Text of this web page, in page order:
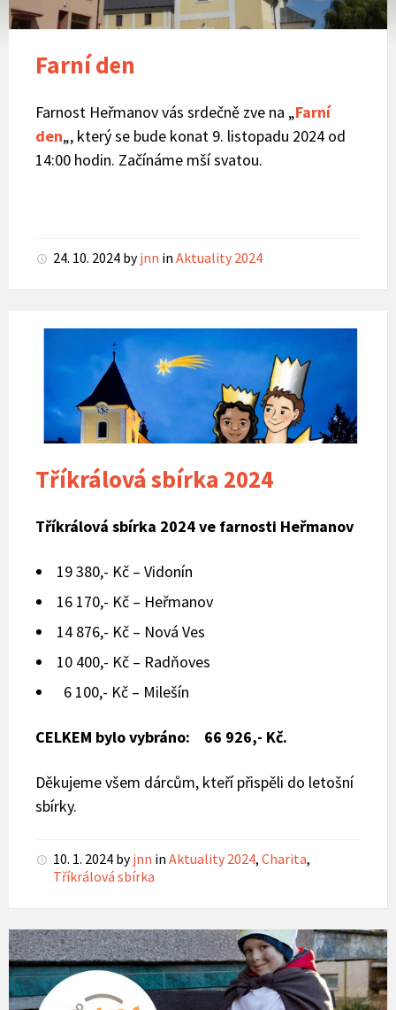
Farní den
Farnost Heřmanov vás srdečně zve na „Farní
den„, který se bude konat 9. listopadu 2024 od
14:00 hodin. Začínáme mší svatou.
24. 10. 2024 by jnn in Aktuality 2024
Tříkrálová sbírka 2024
Tříkrálová sbírka 2024 ve farnosti Heřmanov
19 380,- Kč – Vidonín
16 170,- Kč – Heřmanov
14 876,- Kč – Nová Ves
10 400,- Kč – Radňoves
6 100,- Kč – Milešín
CELKEM bylo vybráno: 66 926,- Kč.
Děkujeme všem dárcům, kteří přispěli do letošní
sbírky.
10. 1. 2024 by jnn in Aktuality 2024, Charita,
Tříkrálová sbírka
Tříkrálová
sbírka
2023